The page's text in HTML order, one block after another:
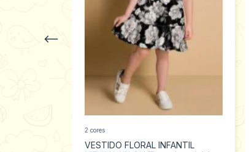
VESTIDO FLORAL INFANTIL
2 cores